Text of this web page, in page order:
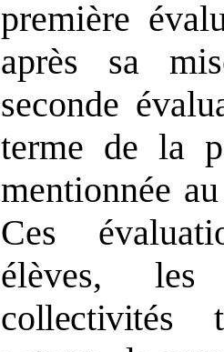
première
après sa
seconde
terme de la
mentionnée
Ces
élèves, les
collectivités